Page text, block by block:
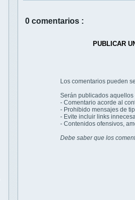
0 comentarios :
PUBLICAR
Los comentarios pueden
Serán publicados
- Comentario acorde al
- Prohibido mensajes de
- Evite incluir links
- Contenidos ofensivos,
Debe saber que los